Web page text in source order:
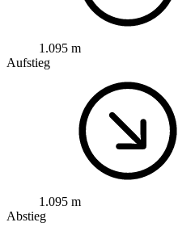
1.095 m
Aufstieg
1.095 m
Abstieg